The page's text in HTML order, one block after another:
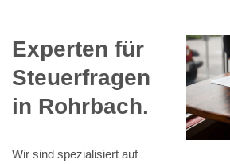
Experten für
Steuerfragen
in Rohrbach.
Wir sind spezialisiert auf